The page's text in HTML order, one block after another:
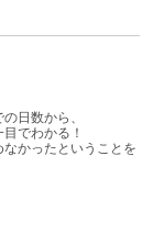
日数から、
でわかる！
かったということを